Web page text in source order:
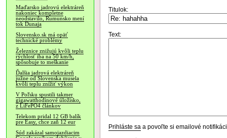
Maďarsko jadrovú elektráreň
nakoniec kompletne
neodstavilo, Rumunsko mení
tok Dunaja
Slovensko.sk má opäť
technické problémy
Železnice znižujú kvôli teplu
rýchlosť iba na 50 km/h,
spôsobuje to meškanie
Ďalšia jadrová elektráreň
južne od Slovenska musela
kvôli teplu znížiť výkon
V Poľsku spustili takmer
gigawatthodinové úložisko,
z LiFePO4 článkov
Telekom pridal 12 GB balík
pre Easy, chce zaň 12 eur
Súd zakázal samojazdiacim
Titulok:
Text:
Prihláste sa a povoľte si emailové